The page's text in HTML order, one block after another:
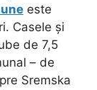
este
Casele și
de 7,5
– de
Sremska